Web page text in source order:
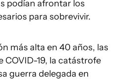
podían afrontar los
para sobrevivir.
más alta en 40 años, las
COVID-19, la catástrofe
guerra delegada en